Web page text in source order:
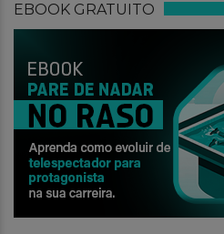
EBOOK GRATUITO